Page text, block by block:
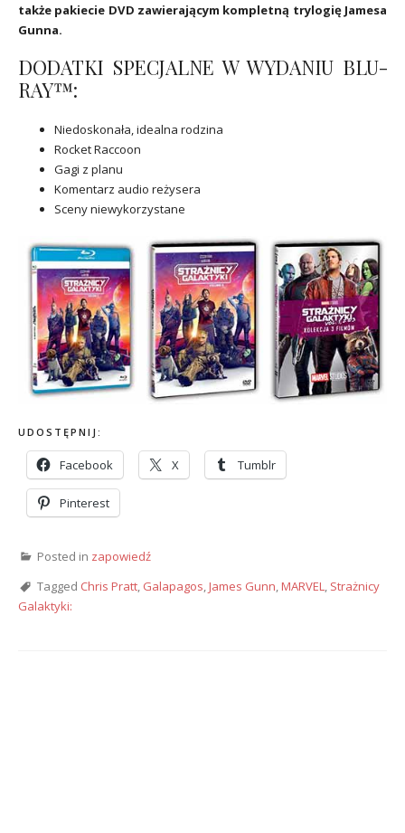
także pakiecie DVD zawierającym kompletną trylogię Jamesa
Gunna.
DODATKI SPECJALNE W WYDANIU BLU-
RAY™:
Niedoskonała, idealna rodzina
Rocket Raccoon
Gagi z planu
Komentarz audio reżysera
Sceny niewykorzystane
UDOSTĘPNIJ:
Facebook X Tumblr
Pinterest
Posted in zapowiedź
Tagged Chris Pratt, Galapagos,James Gunn,MARVEL, Strażnicy
Galaktyki: